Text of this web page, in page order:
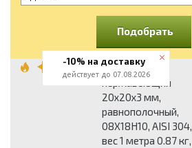
Подобрать
Уголок
нержавеющий
20x20x3 мм,
равнополочный,
08Х18Н10, AISI 304,
вес 1 метра 0.87 кг,
-10% на доставку
действует до 07.08.2026